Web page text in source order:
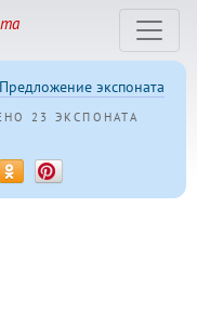
23 ЭКСПОНАТА
Предложение экспоната